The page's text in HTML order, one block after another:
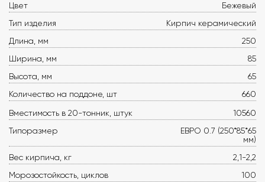
Цвет
Бежевый
Тип изделия
Кирпич керамический
Длина, мм
250
Ширина, мм
85
Высота, мм
65
Количество на поддоне, шт
660
Вместимость в 20-тонник, штук
10560
Типоразмер
ЕВРО 0.7 (250*85*65
мм)
Вес кирпича, кг
2,1-2,2
Морозостойкость, циклов
100